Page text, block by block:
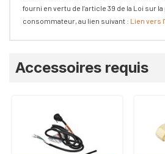
fourni en vertu de l’article 39 de la Loi sur
consommateur, au lien suivant : Lien vers
Accessoires requis